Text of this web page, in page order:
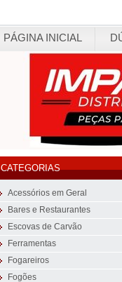
PÁGINA INICIAL
CATEGORIAS
Acessórios em Geral
Bares e Restaurantes
Escovas de Carvão
Ferramentas
Fogareiros
Fogões